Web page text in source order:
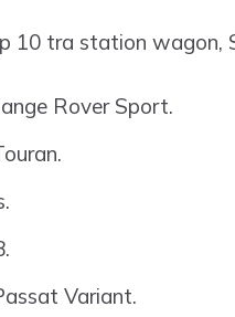
10 tra station wagon,
Rover Sport.
Variant.